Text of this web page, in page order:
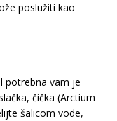
poslužiti kao
potrebna vam je
čička (Arctium
šalicom vode,